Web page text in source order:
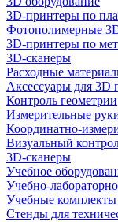
3D-принтеры по
Фотополимерные
3D-принтеры по
3D-сканеры
Расходные
Аксессуары для 3D
Контроль геометрии
Измерительные
Координатно-
Визуальный
3D-сканеры
Учебное
Учебно-
Учебные
Стенды для